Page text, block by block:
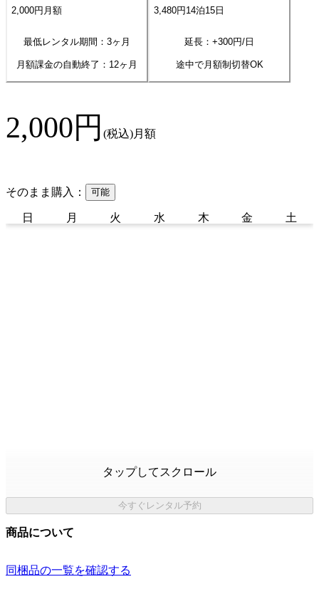
2,000円 月額
最低レンタル期間：3ヶ月
月額課金の自動終了： 12ヶ月
3,480円14泊15日
延長：+300円/日
途中で月額制切替OK
2,000円 (税込)月額
そのまま購入： 可能
日 月 火 水 木 金 土
タップしてスクロール
今すぐレンタル予約
商品について
同梱品の一覧を確認する